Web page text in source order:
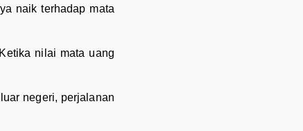
naik terhadap mata
nilai mata uang
negeri, perjalanan